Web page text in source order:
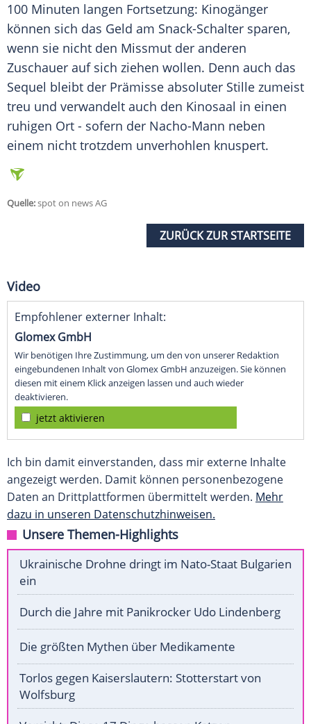
100 Minuten langen Fortsetzung: Kinogänger
können sich das Geld am Snack-Schalter sparen,
wenn sie nicht den Missmut der anderen
Zuschauer auf sich ziehen wollen. Denn auch das
Sequel bleibt der Prämisse absoluter Stille zumeist
treu und verwandelt auch den Kinosaal in einen
ruhigen Ort - sofern der Nacho-Mann neben
einem nicht trotzdem unverhohlen knuspert.
Quelle:spot on news AG
ZURÜCK ZUR STARTSEITE
Video
Empfohlener externer Inhalt:
Glomex GmbH
Wir benötigen Ihre Zustimmung, um den von unserer Redaktion
eingebundenen Inhalt von Glomex GmbH anzuzeigen. Sie können
diesen mit einem Klick anzeigen lassen und auch wieder
deaktivieren.
jetzt aktivieren
Ich bin damit einverstanden, dass mir externe Inhalte
angezeigt werden. Damit können personenbezogene
Daten an Drittplattformen übermittelt werden. Mehr
dazu in unseren Datenschutzhinweisen.
Unsere Themen-Highlights
Ukrainische Drohne dringt im Nato-Staat Bulgarien
ein
Durch die Jahre mit Panikrocker Udo Lindenberg
Die größten Mythen über Medikamente
Torlos gegen Kaiserslautern: Stotterstart von
Wolfsburg